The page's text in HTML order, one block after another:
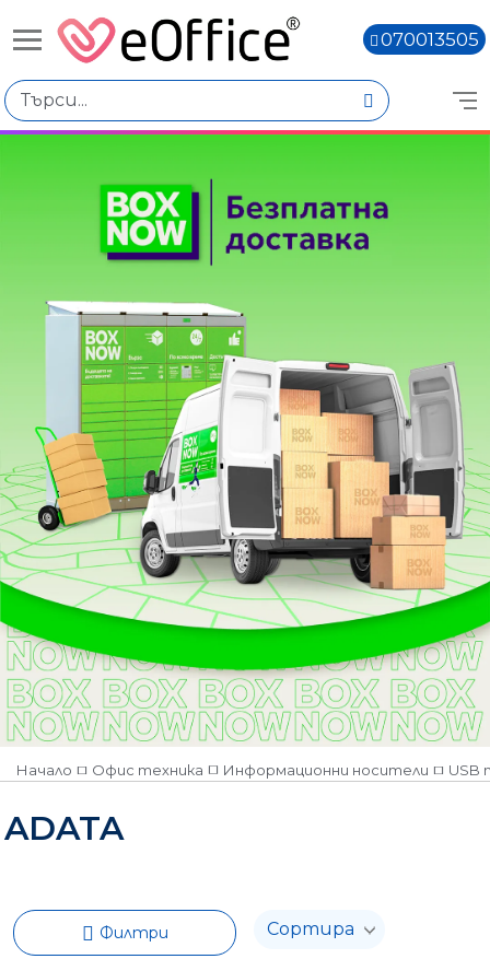
070013505
Избери по
Количество
Наличен
Начало Офис техника Информационни носители USB
ADATA
Филтри